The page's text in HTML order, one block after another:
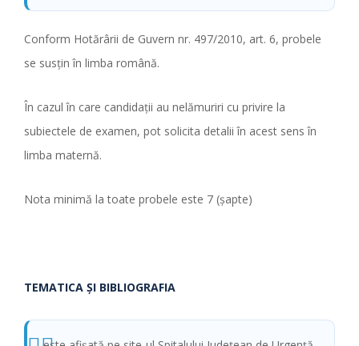
Conform Hotărârii de Guvern nr. 497/2010, art. 6, probele
se susţin în limba română.
În cazul în care candidaţii au nelămuriri cu privire la
subiectele de examen, pot solicita detalii în acest sens în
limba maternă.
Nota minimă la toate probele este 7 (şapte)
TEMATICA ŞI BIBLIOGRAFIA